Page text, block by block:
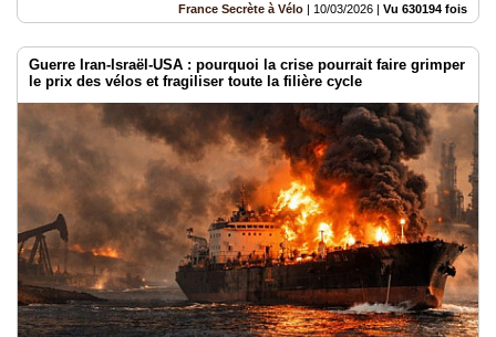
France Secrète à Vélo | 10/03/2026 | Vu 630194 fois
Guerre Iran-Israël-USA : pourquoi la crise pourrait faire grimper
le prix des vélos et fragiliser toute la filière cycle